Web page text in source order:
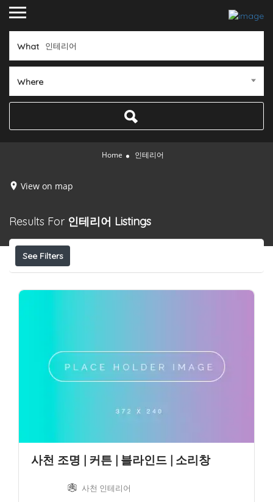
What
Where
Home 인테리어
View on map
Results For 인테리어 Listings
See Filters
사천 조명 | 커튼 | 블라인드 | 소리창
사천 인테리어